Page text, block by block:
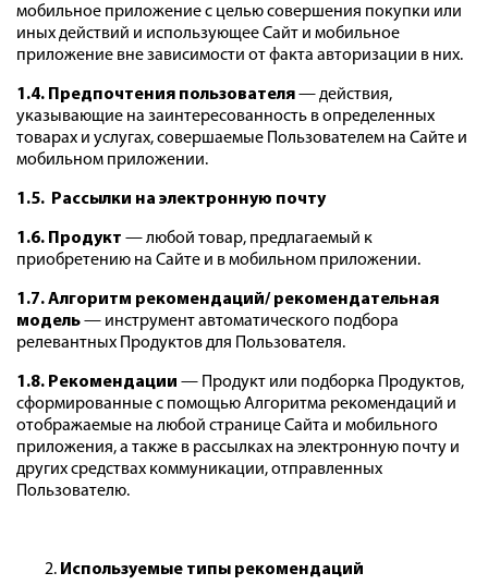
мобильное приложение с целью совершения покупки или
иных действий и использующее Сайт и мобильное
приложение вне зависимости от факта авторизации в них.
1.4. Предпочтения пользователя— действия,
указывающие на заинтересованность в определенных
товарах и услугах,совершаемые Пользователем на Сайте и
мобильном приложении.
1.5. Рассылки на электронную почту
1.6. Продукт — любой товар, предлагаемый к
приобретению на Сайте и в мобильном приложении.
1.7. Алгоритм рекомендаций/ рекомендательная
модель— инструмент автоматического подбора
релевантных Продуктов для Пользователя.
1.8. Рекомендации — Продукт или подборка Продуктов,
сформированные с помощью Алгоритма рекомендаций и
отображаемые на любой странице Сайта и мобильного
приложения, а также в рассылках на электронную почту и
других средствах коммуникации, отправленных
Пользователю.
Используемые типы рекомендаций